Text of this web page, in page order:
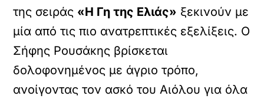
της σειράς «Η Γη της Ελιάς» ξεκινούν με
μία από τις πιο ανατρεπτικές εξελίξεις. Ο
Σήφης Ρουσάκης βρίσκεται
δολοφονημένος με άγριο τρόπο,
ανοίγοντας τον ασκό του Αιόλου για όλα